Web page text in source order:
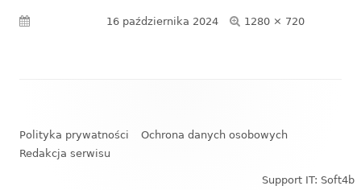
16 października 2024
Pełny
1280 × 720
stopki
Polityka prywatności
Ochrona danych osobowych
Redakcja serwisu
Support IT: Soft4b